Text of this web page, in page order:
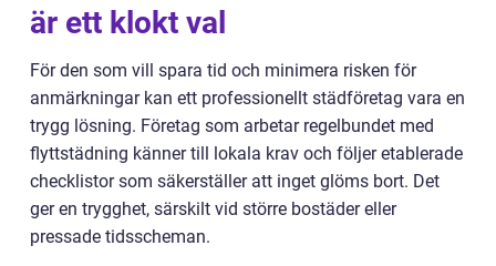
är ett klokt val
För den som vill spara tid och minimera risken för
anmärkningar kan ett professionellt städföretag vara en
trygg lösning. Företag som arbetar regelbundet med
flyttstädning känner till lokala krav och följer etablerade
checklistor som säkerställer att inget glöms bort. Det
ger en trygghet, särskilt vid större bostäder eller
pressade tidsscheman.